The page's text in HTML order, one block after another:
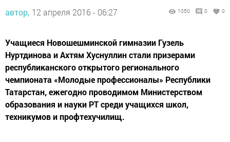
автор, 12 апреля 2016 - 06:27 1050 0 0
Учащиеся Новошешминской гимназии Гузель
Нуртдинова и Ахтям Хуснуллин стали призерами
республиканского открытого регионального
чемпионата «Молодые профессионалы» Республики
Татарстан, ежегодно проводимом Министерством
образования и науки РТ среди учащихся школ,
техникумов и профтехучилищ.